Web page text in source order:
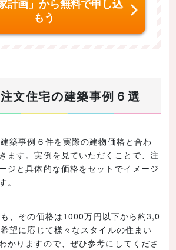
計画」から無料で申し込
もう
文住宅の建築事例６選
築事例６件を実際の建物価格と合わ
ます。実例を見ていただくことで、注
ジと具体的な価格をセットでイメージ
。
、その価格は1000万円以下から約3,0
望に応じて様々なスタイルの住まい
かりますので、ぜひ参考にしてくださ